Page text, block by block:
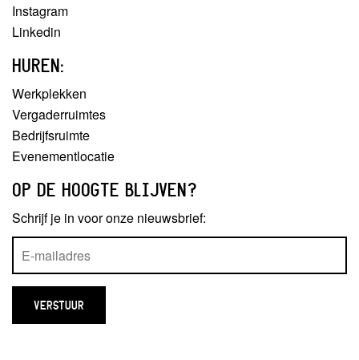
Instagram
Linkedin
HUREN:
Werkplekken
Vergaderruimtes
Bedrijfsruimte
Evenementlocatie
OP DE HOOGTE BLIJVEN?
Schrijf je in voor onze nieuwsbrief: